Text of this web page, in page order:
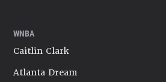
WNBA
Caitlin Clark
Atlanta Dream